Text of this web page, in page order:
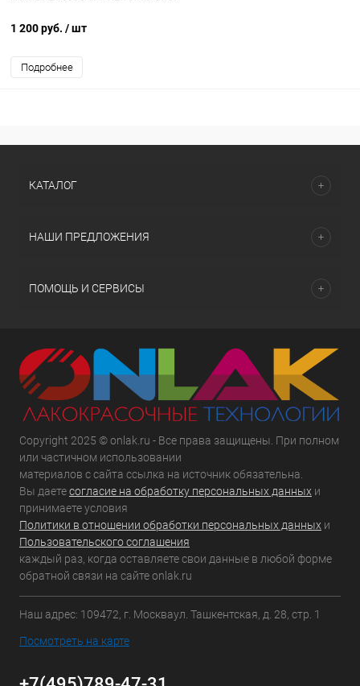
1 200 руб. / шт
Подробнее
КАТАЛОГ
НАШИ ПРЕДЛОЖЕНИЯ
ПОМОЩЬ И СЕРВИСЫ
Copyright 2025 © onlak.ru - Все права защищены. При полном
или частичном использовании
материалов с сайта ссылка на источник обязательна.
Вы даетесогласие на обработку персональных данных и
принимаете условия
Политики в отношении обработки персональных данных и
Пользовательского соглашения
каждый раз, когда оставляете свои данные в любой форме
обратной связи на сайте onlak.ru
Наш адрес: 109472, г. Москваул. Ташкентская, д. 28, стр. 1
Посмотреть на карте